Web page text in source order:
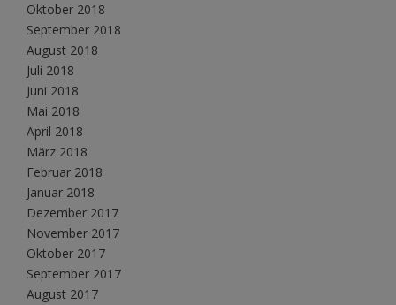
Oktober 2018
September 2018
August 2018
Juli 2018
Juni 2018
Mai 2018
April 2018
März 2018
Februar 2018
Januar 2018
Dezember 2017
November 2017
Oktober 2017
September 2017
August 2017